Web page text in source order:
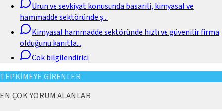
Urun ve sevkiyat konusunda basarili, kimyasal ve
hammadde sektöründe ş...
Kimyasal hammadde sektöründe hızlı ve güvenilir firma
olduğunu kanıtla...
Cok bilgilendirici
TEPKİMEYE GİRENLER
EN ÇOK YORUM ALANLAR